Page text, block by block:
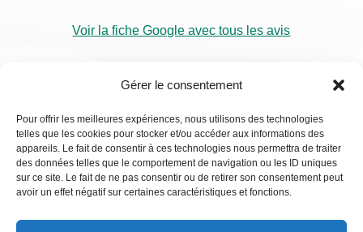
Gérer le consentement
Pour offrir les meilleures expériences, nous utilisons des technologies
telles que les cookies pour stocker et/ou accéder aux informations des
appareils. Le fait de consentir à ces technologies nous permettra de traiter
des données telles que le comportement de navigation ou les ID uniques
sur ce site. Le fait de ne pas consentir ou de retirer son consentement peut
avoir un effet négatif sur certaines caractéristiques et fonctions.
Voir la fiche Google avec tous les avis
RDV
Visio